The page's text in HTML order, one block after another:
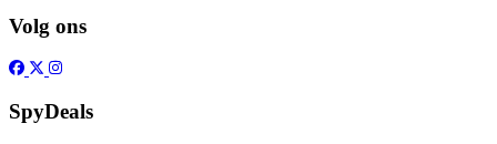
Volg ons
SpyDeals